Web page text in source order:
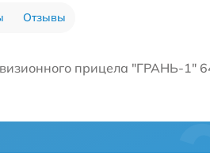
Отзывы
прицела "ГРАНЬ-1"